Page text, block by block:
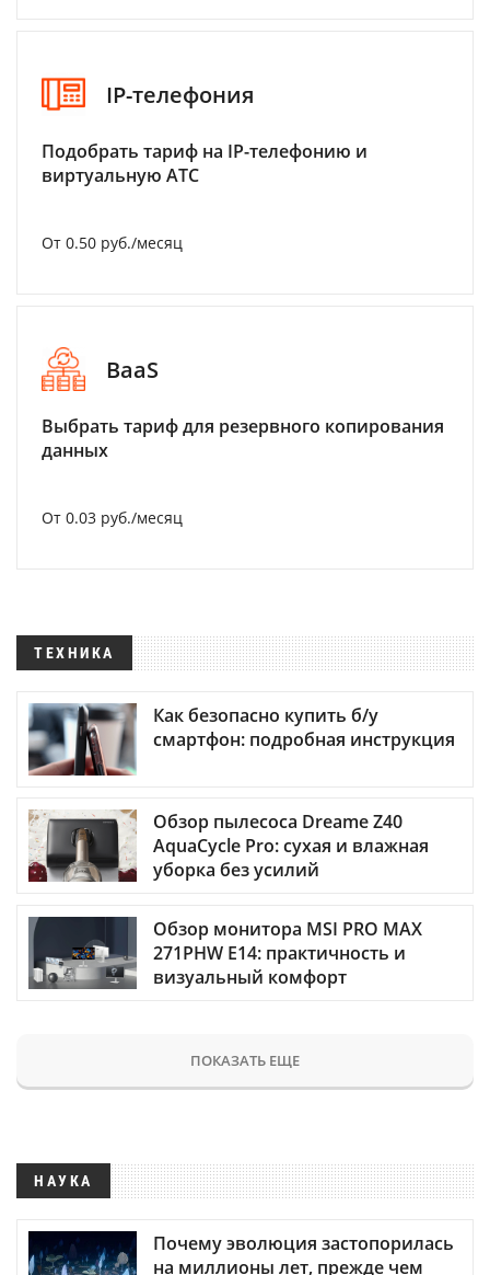
IP-телефония
Подобрать тариф на IP-телефонию и
виртуальную АТС
От 0.50 руб./месяц
BaaS
Выбрать тариф для резервного копирования
данных
От 0.03 руб./месяц
ТЕХНИКА
Как безопасно купить б/у
смартфон: подробная инструкция
Обзор пылесоса Dreame Z40
AquaCycle Pro: сухая и влажная
уборка без усилий
Обзор монитора MSI PRO MAX
271PHW E14: практичность и
визуальный комфорт
ПОКАЗАТЬ ЕЩЕ
НАУКА
Почему эволюция застопорилась
на миллионы лет, прежде чем